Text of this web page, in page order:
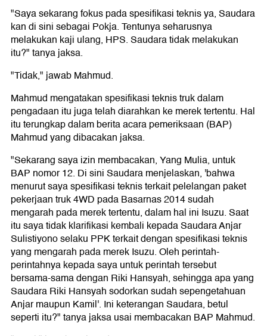
"Saya sekarang fokus pada spesifikasi teknis ya, Saudara
kan di sini sebagai Pokja. Tentunya seharusnya
melakukan kaji ulang, HPS. Saudara tidak melakukan
itu?" tanya jaksa.
"Tidak," jawab Mahmud.
Mahmud mengatakan spesifikasi teknis truk dalam
pengadaan itu juga telah diarahkan ke merek tertentu. Hal
itu terungkap dalam berita acara pemeriksaan (BAP)
Mahmud yang dibacakan jaksa.
"Sekarang saya izin membacakan, Yang Mulia, untuk
BAP nomor 12. Di sini Saudara menjelaskan, 'bahwa
menurut saya spesifikasi teknis terkait pelelangan paket
pekerjaan truk 4WD pada Basarnas 2014 sudah
mengarah pada merek tertentu, dalam hal ini Isuzu. Saat
itu saya tidak klarifikasi kembali kepada Saudara Anjar
Sulistiyono selaku PPK terkait dengan spesifikasi teknis
yang mengarah pada merek Isuzu. Oleh perintah-
perintahnya kepada saya untuk perintah tersebut
bersama-sama dengan Riki Hansyah, sehingga apa yang
Saudara Riki Hansyah sodorkan sudah sepengetahuan
Anjar maupun Kamil'. Ini keterangan Saudara, betul
seperti itu?" tanya jaksa usai membacakan BAP Mahmud.